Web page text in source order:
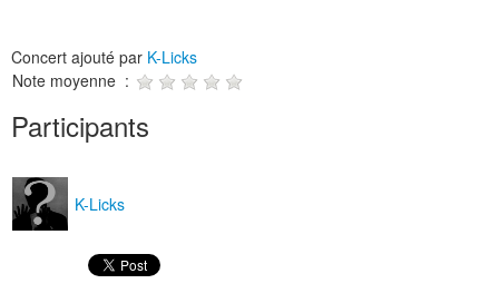
Concert ajouté par K-Licks
Note moyenne :
Participants
K-Licks